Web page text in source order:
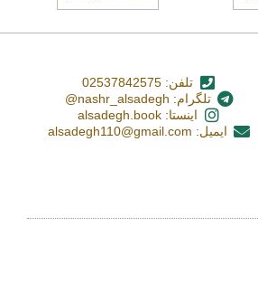
تلفن: 02537842575
تلگرام: nashr_alsadegh@
اینستا: alsadegh.book
ایمیل: alsadegh110@gmail.com